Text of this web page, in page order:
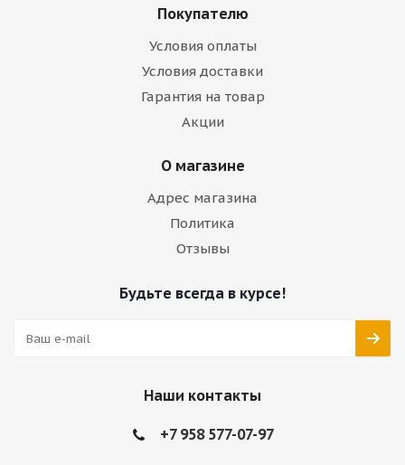
Покупателю
Условия оплаты
Условия доставки
Гарантия на товар
Акции
О магазине
Адрес магазина
Политика
Отзывы
Будьте всегда в курсе!
Наши контакты
+7 958 577-07-97